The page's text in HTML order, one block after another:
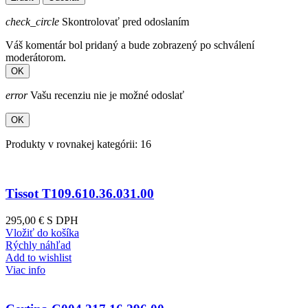
check_circle Skontrolovať pred odoslaním
Váš komentár bol pridaný a bude zobrazený po schválení
moderátorom.
OK
errorVašu recenziu nie je možné odoslať
OK
Produkty v rovnakej kategórii: 16
Tissot T109.610.36.031.00
295,00 € S DPH
Vložiť do košíka
Rýchly náhľad
Add to wishlist
Viac info